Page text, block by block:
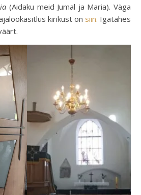
(Aidaku meid Jumal ja Maria). Väga
kirikust on siin. Igatahes